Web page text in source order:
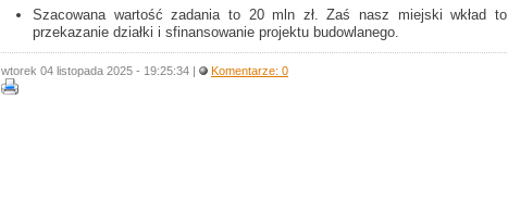
Szacowana wartość zadania to 20 mln zł. Zaś nasz miejski wkład to
przekazanie działki i sfinansowanie projektu budowlanego.
wtorek 04 listopada 2025 - 19:25:34 | Komentarze: 0